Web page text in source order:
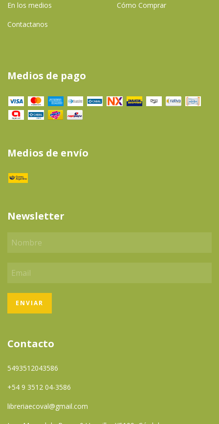
En los medios Cómo Comprar
Contactanos
Medios de pago
Medios de envío
Newsletter
Contacto
5493512043586
+54 9 3512 04-3586
libreriaecoval@gmail.com